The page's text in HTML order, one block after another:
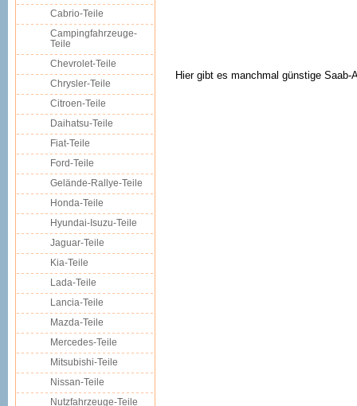
Hier gibt es manchmal günstige Saab-
Cabrio-Teile
Campingfahrzeuge-
Teile
Chevrolet-Teile
Chrysler-Teile
Citroen-Teile
Daihatsu-Teile
Fiat-Teile
Ford-Teile
Gelände-Rallye-Teile
Honda-Teile
Hyundai-Isuzu-Teile
Jaguar-Teile
Kia-Teile
Lada-Teile
Lancia-Teile
Mazda-Teile
Mercedes-Teile
Mitsubishi-Teile
Nissan-Teile
Nutzfahrzeuge-Teile